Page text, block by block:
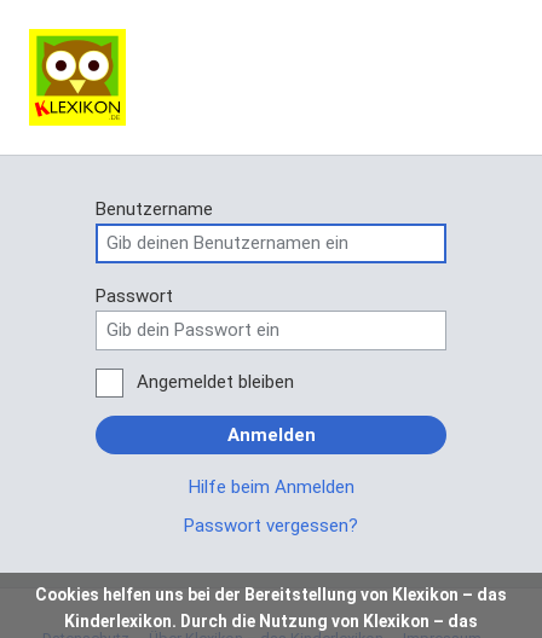
Benutzername
Passwort
Angemeldet bleiben
Anmelden
Hilfe beim Anmelden
Passwort vergessen?
Cookies helfen uns bei der Bereitstellung von Klexikon – das
Kinderlexikon. Durch die Nutzung von Klexikon – das